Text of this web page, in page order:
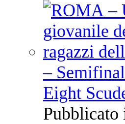
–
Eight
Pubblicato